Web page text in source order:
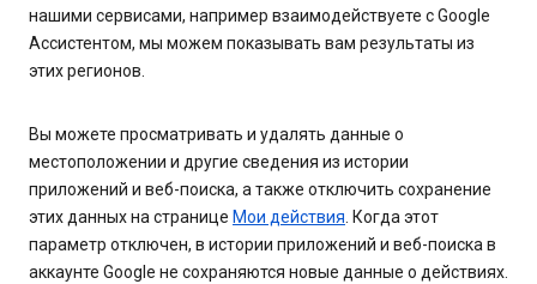
нашими сервисами, например взаимодействуете с Google
Ассистентом, мы можем показывать вам результаты из
этих регионов.
Вы можете просматривать и удалять данные о
местоположении и другие сведения из истории
приложений и веб-поиска, а также отключить сохранение
этих данных на странице Мои действия. Когда этот
параметр отключен, в истории приложений и веб-поиска в
аккаунте Google не сохраняются новые данные о действиях.